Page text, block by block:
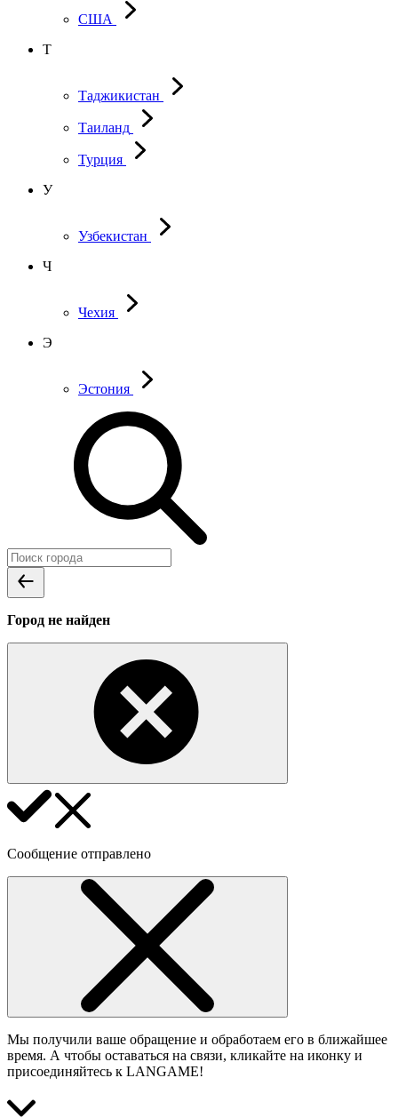
США
Т
Таджикистан
Таиланд
Турция
У
Узбекистан
Ч
Чехия
Э
Эстония
Город не найден
Сообщение отправлено
Мы получили ваше обращение и обработаем его в ближайшее
время. А чтобы оставаться на связи, кликайте на иконку и
присоединяйтесь к LANGAME!